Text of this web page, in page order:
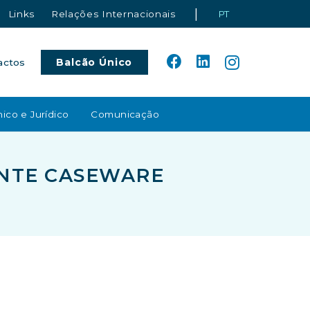
Links Relações Internacionais | PT
Balcão Único
e Jurídico Comunicação
CASEWARE